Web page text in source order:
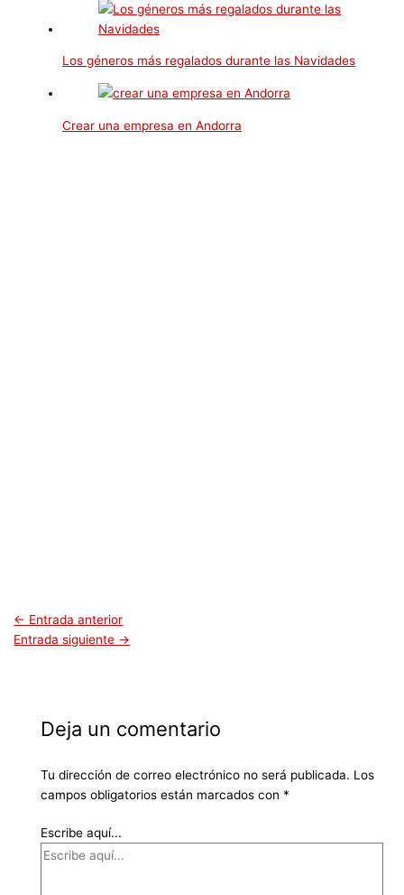
Los géneros más regalados durante las Navidades
Crear una empresa en Andorra
← Entrada anterior
Entrada siguiente →
Deja un comentario
Tu dirección de correo electrónico no será publicada. Los
campos obligatorios están marcados con *
Escribe aquí...